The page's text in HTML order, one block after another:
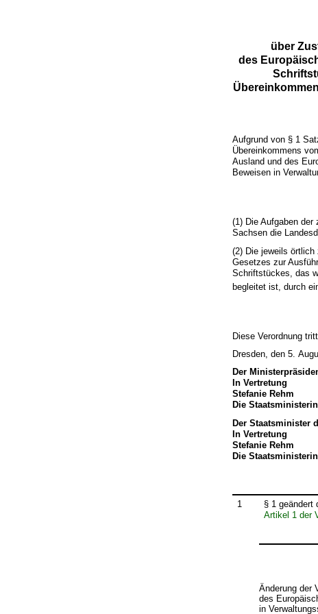
über
des
Aufgrund von § 1
Übereinkommens
Ausland und des
Beweisen in
(1) Die Aufgaben
Sachsen die
(2) Die jeweils
Gesetzes zur
Schriftstückes, das
begleitet ist, durch
Diese Verordnung
Dresden, den 5.
Der
In Vertretung
Stefanie Rehm
Die
Der Staatsminister
In Vertretung
Stefanie Rehm
Die
1 § 1 geändert
Artikel 1 der
Änderung der
des
in